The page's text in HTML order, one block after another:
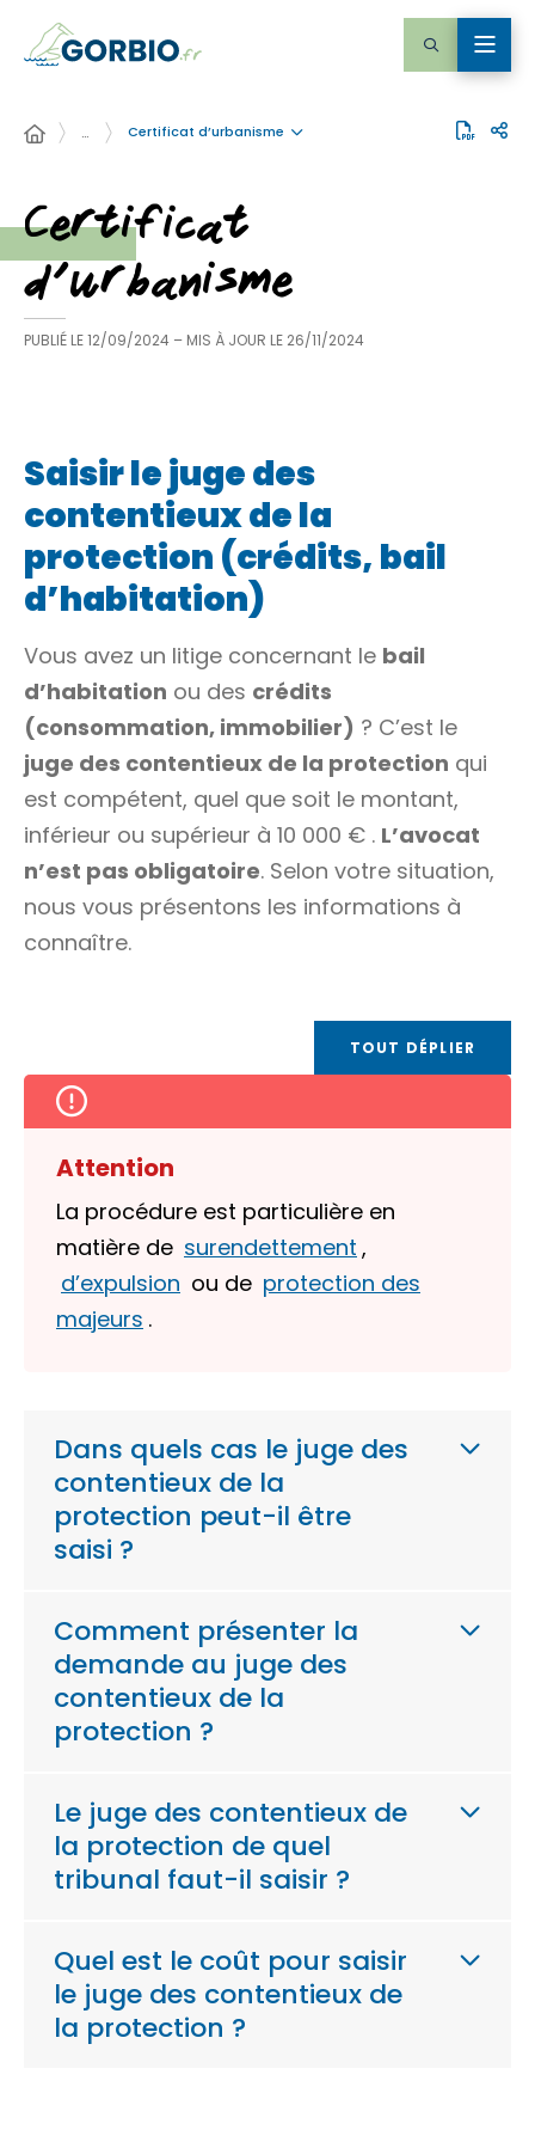
… Certificat d’urbanisme
Certificat
d’urbanisme
PUBLIÉ LE12/09/2024 – MIS À JOUR LE 26/11/2024
Saisir le juge des
contentieux de la
protection (crédits, bail
d’habitation)
Vous avez un litige concernant le bail
d’habitation ou des crédits
(consommation, immobilier) ? C’est le
juge des contentieux de la protection qui
est compétent, quel que soit le montant,
inférieur ou supérieur à 10 000 € . L’avocat
n’est pas obligatoire. Selon votre situation,
nous vous présentons les informations à
connaître.
TOUT DÉPLIER
Attention
La procédure est particulière en
matière de surendettement ,
d’expulsion ou de protection des
majeurs .
Dans quels cas le juge des
contentieux de la
protection peut-il être
saisi ?
Comment présenter la
demande au juge des
contentieux de la
protection ?
Le juge des contentieux de
la protection de quel
tribunal faut-il saisir ?
Quel est le coût pour saisir
le juge des contentieux de
la protection ?